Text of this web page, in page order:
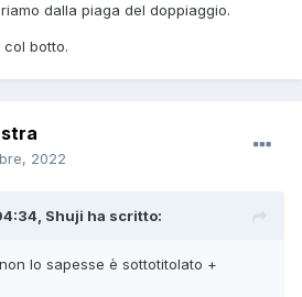
dalla piaga del doppiaggio.
botto.
2022
Shuji ha scritto:
lo sapesse è sottotitolato +